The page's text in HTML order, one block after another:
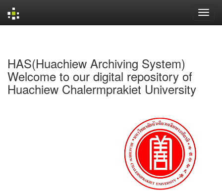
HAS(Huachiew Archiving System)
Welcome to our digital repository of
Huachiew Chalermprakiet University